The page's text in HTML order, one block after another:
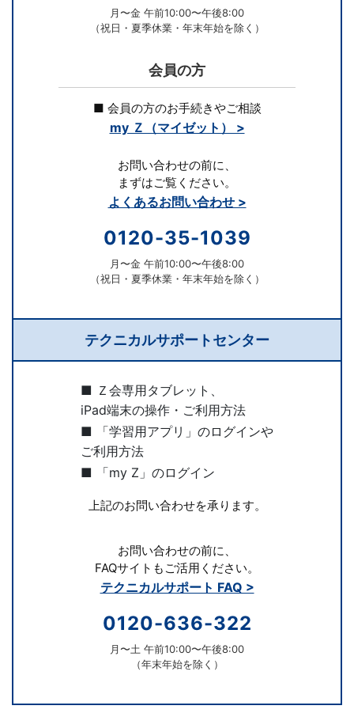
月〜金 午前10:00〜午後8:00
（祝日・夏季休業・年末年始を除く）
会員の方
■ 会員の方のお手続きやご相談
my Ｚ（マイゼット） >
お問い合わせの前に、
まずはご覧ください。
よくあるお問い合わせ >
0120-35-1039
月〜金 午前10:00〜午後8:00
（祝日・夏季休業・年末年始を除く）
テクニカルサポートセンター
■ Ｚ会専用タブレット、
iPad端末の操作・ご利用方法
■ 「学習用アプリ」のログインや
ご利用方法
■ 「my Z」のログイン
上記のお問い合わせを承ります。
お問い合わせの前に、
FAQサイトもご活用ください。
テクニカルサポート FAQ >
0120-636-322
月〜土 午前10:00〜午後8:00
（年末年始を除く）